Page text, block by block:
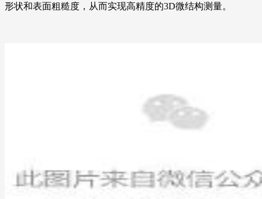
形状和表面粗糙度，从而实现高精度的3D微结构测量。